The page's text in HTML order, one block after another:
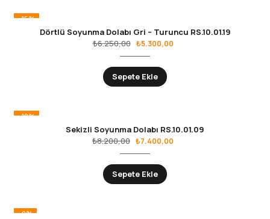
-15%
Dörtlü Soyunma Dolabı Gri – Turuncu RS.10.01.19
₺6.250,00 ₺5.300,00
Sepete Ekle
-10%
Sekizli Soyunma Dolabı RS.10.01.09
₺8.200,00 ₺7.400,00
Sepete Ekle
-9%